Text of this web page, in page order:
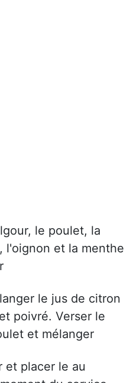
le poulet, la
l'oignon et la menthe
le jus de citron
poivré. Verser le
et mélanger
et placer le au